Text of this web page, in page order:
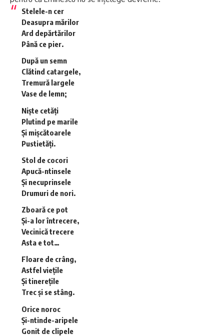
Stelele-n cer
Deasupra mărilor
Ard depărtărilor
Până ce pier.
După un semn
Clătind catargele,
Tremură largele
Vase de lemn;
Niște cetăți
Plutind pe marile
Și mișcătoarele
Pustietăți.
Stol de cocori
Apucă-ntinsele
Și necuprinsele
Drumuri de nori.
Zboară ce pot
Și-a lor întrecere,
Vecinică trecere ­
Asta e tot…
Floare de crâng,
Astfel viețile
Și tinerețile
Trec și se stâng.
Orice noroc
Și-ntinde-aripele
Gonit de clipele